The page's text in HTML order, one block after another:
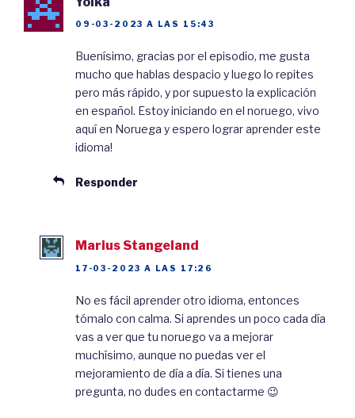
Odin var altså mye
Odin var ikke bare gud for krig. Han var også
gud for visdom ogtrolldom. For å blivisere
og klokere,ofra han det ene øyet sitt for å
drikke avkunnskapsbrønnen.
klokeste guden. I tillegg til klokskap var han
heksekunster. Han var også guden for
runeskrift . Runer er bokstavene vikingene
skreiv med. Ifølge en myte var det Odin som
ga menneskene runene, og dermed mulighet
09-03-2023 A LAS 15:43
Buenísimo, gracias por el episodio, me gusta
mucho que hablas despacio y luego lo repites
pero más rápido, y por supuesto la explicación
en español. Estoy iniciando en el noruego, vivo
aquí en Noruega y espero lograr aprender este
idioma!
Responder
Marius Stangeland
17-03-2023 A LAS 17:26
No es fácil aprender otro idioma, entonces
tómalo con calma. Si aprendes un poco cada día
vas a ver que tu noruego va a mejorar
muchísimo, aunque no puedas ver el
mejoramiento de día a día. Si tienes una
pregunta, no dudes en contactarme 😉